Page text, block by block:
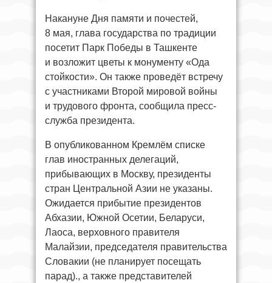
Накануне Дня памяти и почестей,
8 мая, глава государства по традиции
посетит Парк Победы в Ташкенте
и возложит цветы к монументу «Ода
стойкости». Он также проведёт встречу
с участниками Второй мировой войны
и трудового фронта, сообщила пресс-
служба президента.
В опубликованном Кремлём списке
глав иностранных делегаций,
прибывающих в Москву, президенты
стран Центральной Азии не указаны.
Ожидается прибытие президентов
Абхазии, Южной Осетии, Беларуси,
Лаоса, верховного правителя
Малайзии, председателя правительства
Словакии (не планирует посещать
парад)., а также представителей